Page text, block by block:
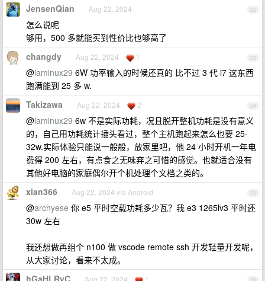
22
JensenQian Aug 22, 2024
怎么说呢
够用，500 多就能买到性价比也够高了
23
changdy Aug 22, 2024 1
@laminux29 6W 功率输入的时候还真的 比不过 3 代 i7 这东西
跑满能到 25 多 w.
24
Takizawa Aug 22, 2024 2
@laminux29 6w 不是实际功耗，况且脱开整机功耗是没有意义
的，自己用功耗统计插头看过，整个主机跑起来怎么也要 25-
32w.实际体验只能说一般般，放家里吧，他 24 小时开机一年电
费得 200 左右，有点食之无味弃之可惜的感觉。也就适合没有
其他好电脑的家庭偶尔开个机处理个文档之类的。
25
xian366 Aug 22, 2024 via Android
@archyese 你 e5 平时空载功耗多少瓦？我 e3 1265lv3 平时还
30w 左右
我还想做再组个 n100 做 vscode remote ssh 开发轻量开发呢，
从大家讨论，看来不太成。
hGaHLRyC Aug 22, 2024 1